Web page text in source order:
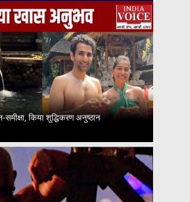
समीक्षा, किया शुद्धिकरण अनुष्ठान